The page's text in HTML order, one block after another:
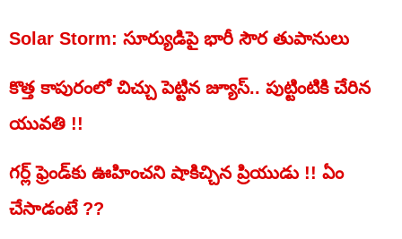
Solar Storm: సూర్యుడిపై భారీ సౌర తుపానులు
కొత్త కాపురంలో చిచ్చు పెట్టిన జ్యూస్.. పుట్టింటికి చేరిన
యువతి !!
గర్ల్‌ ఫ్రెండ్‌కు ఊహించని షాకిచ్చిన ప్రియుడు !! ఏం
చేసాడంటే ??